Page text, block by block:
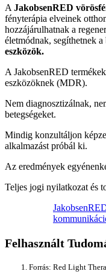
A JakobsenRED
fényterápia elveinek
hozzájárulhatnak a
életmódnak, segíthetnek
eszközök.
A JakobsenRED
eszközöknek (MDR).
Nem diagnosztizálnak,
betegségeket.
Mindig konzultáljon
alkalmazást próbál ki.
Az eredmények
Teljes jogi nyilatkozat és
Felhasznált
Forrás: Red Light